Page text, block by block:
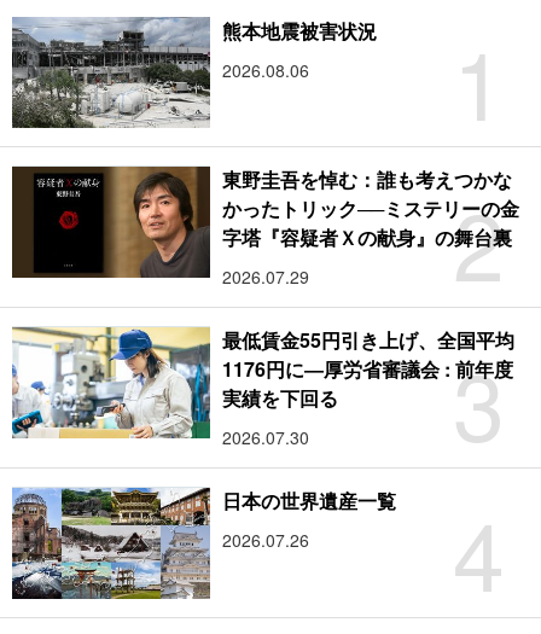
1
熊本地震被害状況
2026.08.06
2
東野圭吾を悼む：誰も考えつかな
かったトリック──ミステリーの金
字塔『容疑者Ｘの献身』の舞台裏
2026.07.29
3
最低賃金55円引き上げ、全国平均
1176円に―厚労省審議会 : 前年度
実績を下回る
2026.07.30
4
日本の世界遺産一覧
2026.07.26